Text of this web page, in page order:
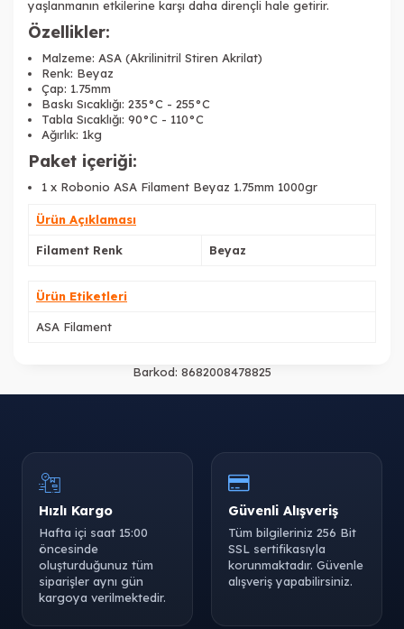
yaşlanmanın etkilerine karşı daha dirençli hale getirir.
Özellikler:
Malzeme: ASA (Akrilinitril Stiren Akrilat)
Renk: Beyaz
Çap: 1.75mm
Baskı Sıcaklığı: 235°C - 255°C
Tabla Sıcaklığı: 90°C - 110°C
Ağırlık: 1kg
Paket içeriği:
1 x Robonio ASA Filament Beyaz 1.75mm 1000gr
Ürün Açıklaması
Filament Renk Beyaz
Ürün Etiketleri
ASA Filament
Barkod: 8682008478825
Hızlı Kargo
Hafta içi saat 15:00
öncesinde
oluşturduğunuz tüm
siparişler aynı gün
kargoya verilmektedir.
Güvenli Alışveriş
Tüm bilgileriniz 256 Bit
SSL sertifikasıyla
korunmaktadır. Güvenle
alışveriş yapabilirsiniz.